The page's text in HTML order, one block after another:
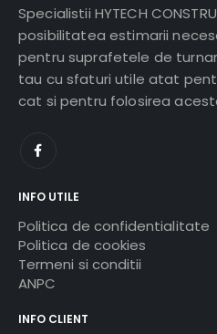
Specialistii HYTECH
posibilitatea estimarii
pentru suprafetele de
tau cu sfaturi utile atat
cat si pentru folosirea
INFO UTILE
Politica de confidentialitate
Politica de cookies
Termeni si conditii
ANPC
INFO CLIENT